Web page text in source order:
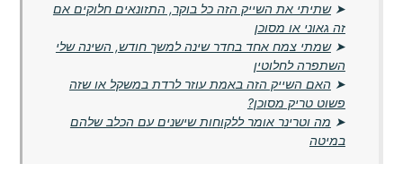
➤שתיתי את השייק הזה כל בוקר, התזונאים חלוקים אם
זה גאוני או מסוכן
➤שמתי צמח אחד בחדר שינה למשך חודש, השינה שלי
השתפרה לחלוטין
➤ האם השייק הזה באמת עוזר לרדת במשקל או שזה
פשוט טריק מסוכן?
➤ מה וטרינר אומר ללקוחות שישנים עם הכלב שלהם
במיטה